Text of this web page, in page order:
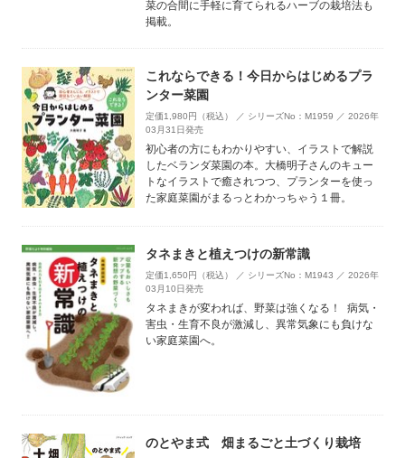
菜の合間に手軽に育てられるハーブの栽培法も
掲載。
これならできる！今日からはじめるプラ
ンター菜園
定価1,980円（税込） ／ シリーズNo：M1959 ／ 2026年
03月31日発売
初心者の方にもわかりやすい、イラストで解説
したベランダ菜園の本。大橋明子さんのキュー
トなイラストで癒されつつ、プランターを使っ
た家庭菜園がまるっとわかっちゃう１冊。
タネまきと植えつけの新常識
定価1,650円（税込） ／ シリーズNo：M1943 ／ 2026年
03月10日発売
タネまきが変われば、野菜は強くなる！ 病気・
害虫・生育不良が激減し、異常気象にも負けな
い家庭菜園へ。
のとやま式 畑まるごと土づくり栽培